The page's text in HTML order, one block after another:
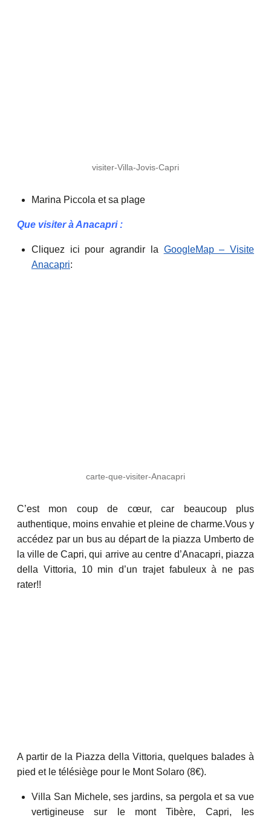
visiter-Villa-Jovis-Capri
Marina Piccola et sa plage
Que visiter à Anacapri :
Cliquez ici pour agrandir la GoogleMap – Visite
Anacapri:
carte-que-visiter-Anacapri
C’est mon coup de cœur, car beaucoup plus
authentique, moins envahie et pleine de charme.Vous y
accédez par un bus au départ de la piazza Umberto de
la ville de Capri, qui arrive au centre d’Anacapri, piazza
della Vittoria, 10 min d’un trajet fabuleux à ne pas
rater!!
A partir de la Piazza della Vittoria, quelques balades à
pied et le télésiège pour le Mont Solaro (8€).
Villa San Michele, ses jardins, sa pergola et sa vue
vertigineuse sur le mont Tibère, Capri, les